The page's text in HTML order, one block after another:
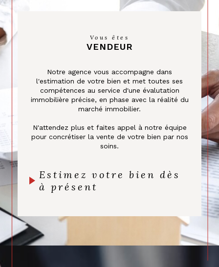
sauront répondre à vos exigences.
lofts spacieux, vous trouverez parmi
annonces immobilières le bien le plus adapté à
Vente et estimation de
biens immobiliers
biens immobiliers et vous guide à chaque étape
du processus avec professionnalisme et
permet d'obtenir une évaluation précise et
équitable de la valeur de votre propriété.
notre agence immobilière
à Suresnes
Vous êtes
VENDEUR
Notre agence vous accompagne dans
l'estimation de votre bien et met toutes ses
compétences au service d'une évalutation
immobilière précise, en phase avec la réalité du
marché immobilier.
N'attendez plus et faites appel à notre équipe
pour concrétiser la vente de votre bien par nos
soins.
Estimez votre bien dès
à présent